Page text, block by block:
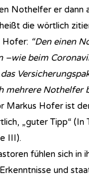
Nothelfer er dann
die wörtlich
Hofer: “Den einen
–wie beim
mehrere Nothelfer
Markus Hofer ist
„guter Tipp“ (In
III).
fühlen sich in
und